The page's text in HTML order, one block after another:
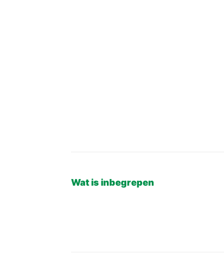
Wat is inbegrepen